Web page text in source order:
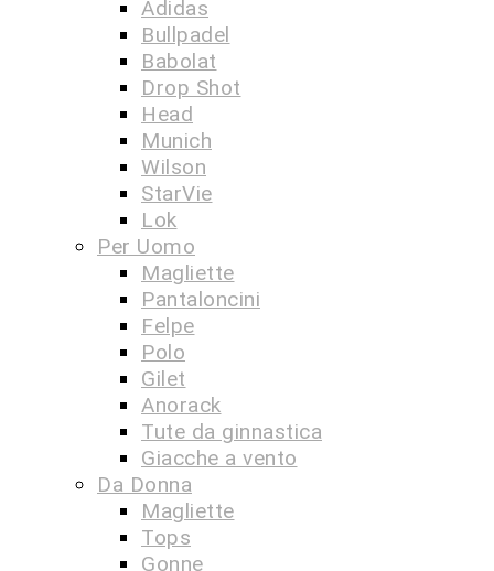
Adidas
Bullpadel
Babolat
Drop Shot
Head
Munich
Wilson
StarVie
Lok
Per Uomo
Magliette
Pantaloncini
Felpe
Polo
Gilet
Anorack
Tute da ginnastica
Giacche a vento
Da Donna
Magliette
Tops
Gonne